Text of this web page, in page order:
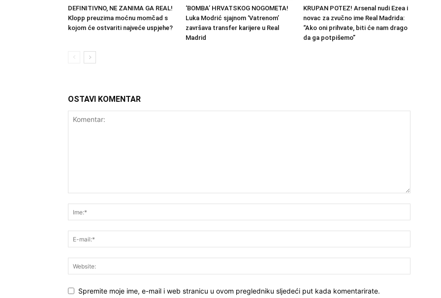
DEFINITIVNO, NE ZANIMA GA REAL!
Klopp preuzima moćnu momčad s
kojom će ostvariti najveće uspjehe?
‘BOMBA’ HRVATSKOG NOGOMETA!
Luka Modrić sjajnom ‘Vatrenom’
završava transfer karijere u Real
Madrid
KRUPAN POTEZ! Arsenal nudi Ezea i
novac za zvučno ime Real Madrida:
“Ako oni prihvate, biti će nam drago
da ga potpišemo”
OSTAVI KOMENTAR
Spremite moje ime, e-mail i web stranicu u ovom pregledniku sljedeći put kada komentarirate.